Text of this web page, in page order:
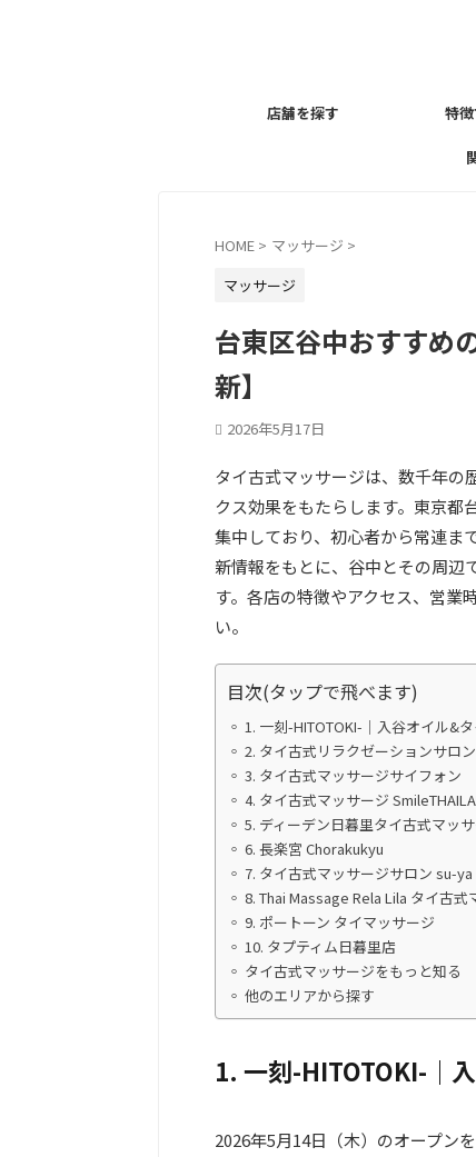
店舗を探す 特
HOME > マッサージ >
マッサージ
台東区谷中おすすめ
新】
2026年5月17日
タイ古式マッサージは、数千年の
クス効果をもたらします。東京都
集中しており、初心者から常連ま
新情報をもとに、谷中とその周辺
す。各店の特徴やアクセス、営業
い。
目次(タップで飛べます)
1. 一刻-HITOTOKI-｜入谷オイル&
2. タイ古式リラクゼーションサロ
3. タイ古式マッサージサイフォン
4. タイ古式マッサージ
5. ディーデン日暮里タイ古式マッ
6. 長楽宮 Chorakukyu
7. タイ古式マッサージサロン su-ya
8. Thai Massage Rela Lila タイ古
9. ポートーン タイマッサージ
10. タプティム日暮里店
タイ古式マッサージをもっと知る
他のエリアから探す
1. 一刻-HITOTOKI-｜
2026年5月14日（木）のオープン